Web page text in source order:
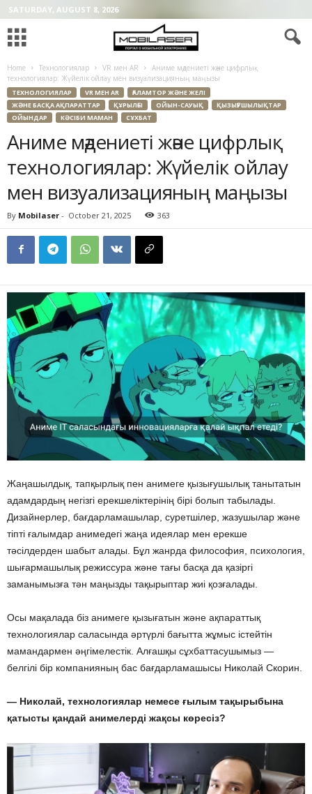
SATURDAY, AUGUST 8, 2026
Home Технологиялар VR мен AR
Аниме мәдениеті және цифрлық
технологиялар: Жүйелік ойлау мен визуализацияның маңызы
ТЕХНОЛОГИЯЛАР VR МЕН AR
ҒАЛАМТОР ЖӘНЕ ЖЕЛІ
ЖӘНЕ БАСҚА АҚПАРАТТАР
ҚҰРЫЛҒЫ ОЙЫН-САУЫҚ
ҚЫЗЫҒУШЫЛЫҚТАР
ОЙЫНДАР
КӘСІБИ МАМАН СҰХБАТ
Аниме мәдениеті және цифрлық
технологиялар: Жүйелік ойлау
мен визуализацияның маңызы
By Mobilaser - October 21, 2025 363
Жаңашылдық, тапқырлық пен анимеге қызығушылық танытатын
адамдардың негізгі ерекшеліктерінің бірі болып табылады.
Дизайнерлер, бағдарламашылар, суретшілер, жазушылар және
тіпті ғалымдар анимедегі жаңа идеялар мен ерекше
тәсілдерден шабыт алады. Бұл жанрда философия, психология,
шығармашылық режиссура және тағы басқа да қазіргі
заманымызға тән маңызды тақырыптар жиі қозғалады.
Осы мақалада біз анимеге қызығатын және ақпараттық
технологиялар саласында әртүрлі бағытта жұмыс істейтін
мамандармен әңгімелестік. Алғашқы сұхбаттасушымыз —
белгілі бір компанияның бас бағдарламашысы Николай Скорин.
— Николай, технологиялар немесе ғылым тақырыбына
қатысты қандай анимелерді жақсы көресіз?